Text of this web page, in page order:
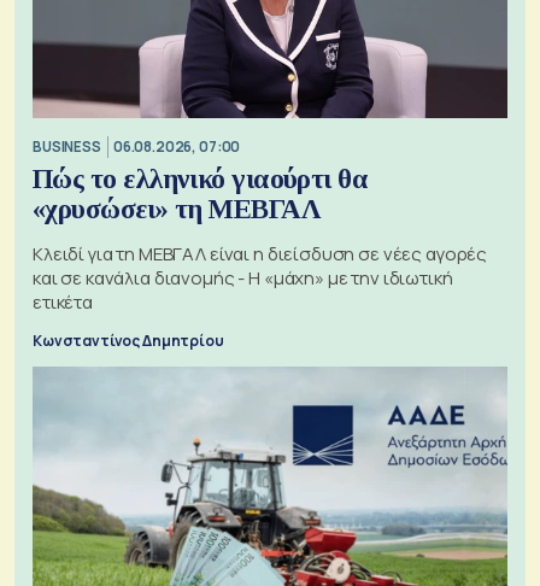
BUSINESS 06.08.2026, 07:00
Πώς το ελληνικό γιαούρτι θα
«χρυσώσει» τη ΜΕΒΓΑΛ
Κλειδί για τη ΜΕΒΓΑΛ είναι η διείσδυση σε νέες αγορές
και σε κανάλια διανομής - Η «μάχη» με την ιδιωτική
ετικέτα
Κωνσταντίνος Δημητρίου